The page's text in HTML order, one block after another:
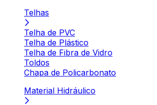
Telhas
Telha de PVC
Telha de Plástico
Telha de Fibra de Vidro
Toldos
Chapa de Policarbonato
Material Hidráulico